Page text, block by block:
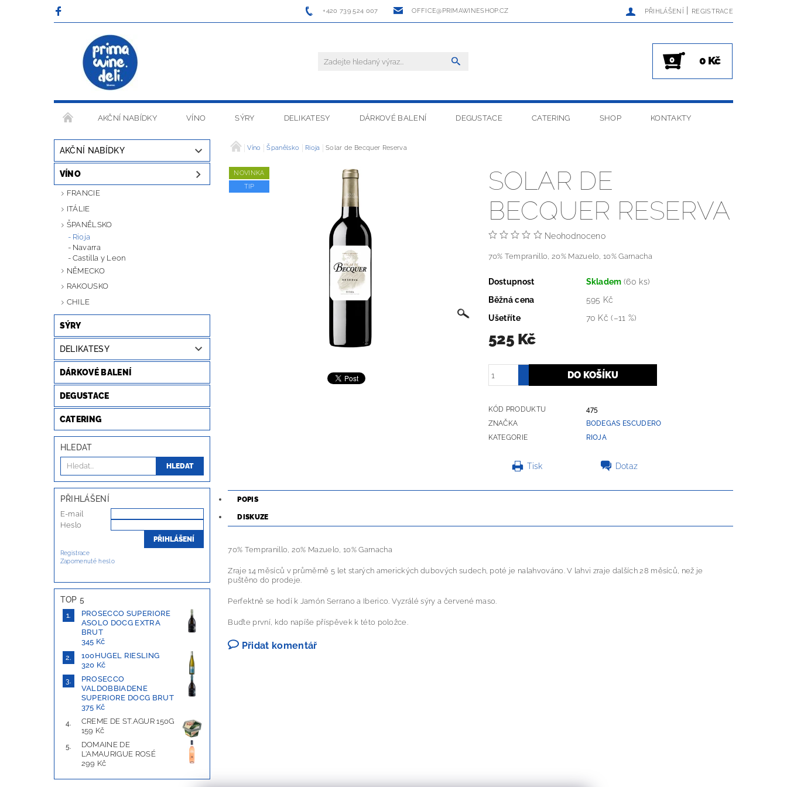
+420 739 524 007 OFFICE@PRIMAWINESHOP.CZ PŘIHLÁŠENÍ | REGISTRACE
0 0 Kč
AKČNÍ NABÍDKY VÍNO SÝRY DELIKATESY DÁRKOVÉ BALENÍ DEGUSTACE CATERING SHOP KONTAKTY
OBCHODNÍ PODMÍNKY
AKČNÍ NABÍDKY
VÍNO
FRANCIE
ITÁLIE
ŠPANĚLSKO
Rioja
Navarra
Castilla y Leon
NĚMECKO
RAKOUSKO
CHILE
SÝRY
DELIKATESY
DÁRKOVÉ BALENÍ
DEGUSTACE
CATERING
HLEDAT
PŘIHLÁŠENÍ
E-mail
Heslo
Registrace
Zapomenuté heslo
TOP 5
PROSECCO SUPERIORE
ASOLO DOCG EXTRA
BRUT
345 Kč
100HUGEL RIESLING
320 Kč
PROSECCO
VALDOBBIADENE
SUPERIORE DOCG BRUT
375 Kč
CREME DE ST.AGUR 150G
159 Kč
DOMAINE DE
L'AMAURIGUE ROSÉ
299 Kč
Víno Španělsko Rioja Solar de Becquer Reserva
NOVINKA
TIP
SOLAR DE
BECQUER RESERVA
Neohodnoceno
70% Tem­pranil­lo, 20% Mazue­lo, 10% Gar­nacha
Dostupnost Skladem(60 ks)
Běžná cena
595 Kč
Ušetříte
70 Kč(–11 %)
525 Kč
KÓD PRODUKTU
475
ZNAČKA
BODEGAS ESCUDERO
KATEGORIE
RIOJA
Tisk Dotaz
POPIS
DISKUZE
70% Tem­pranil­lo, 20% Mazue­lo, 10% Gar­nacha
Zraje 14 měsíců v průměrně 5 let starých amerických dubových sudech, poté je nalahvováno. V lahvi zraje dalších 28 měsíců, než je
puštěno do prodeje.
Perfektně se hodí k Jamón Serrano a Iberico. Vyzrálé sýry a červené maso.
Buďte první, kdo napíše příspěvek k této položce.
Přidat komentář